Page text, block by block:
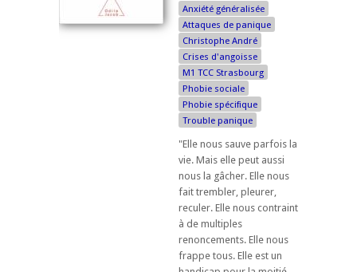
Anxiété généralisée
Attaques de panique
Christophe André
Crises d'angoisse
M1 TCC Strasbourg
Phobie sociale
Phobie spécifique
Trouble panique
"Elle nous sauve parfois la
vie. Mais elle peut aussi
nous la gâcher. Elle nous
fait trembler, pleurer,
reculer. Elle nous contraint
à de multiples
renoncements. Elle nous
frappe tous. Elle est un